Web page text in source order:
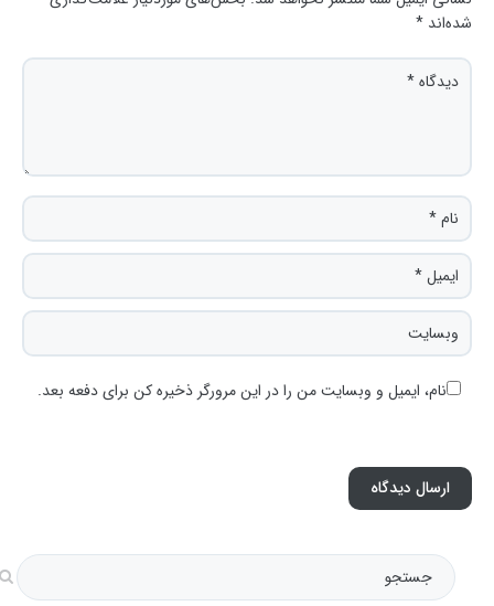
شده‌اند *
نام، ایمیل و وبسایت من را در این مرورگر ذخیره کن برای دفعه بعد.